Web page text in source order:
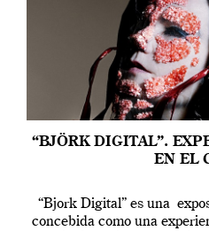
“BJÖRK DIGITAL”.
EN EL
“Bjork Digital” es una
concebida como una